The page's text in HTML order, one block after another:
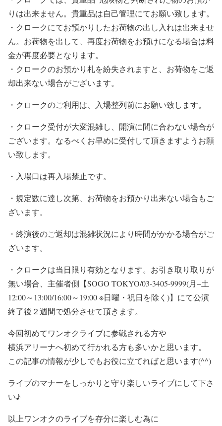
りは出来ません。貴重品は自己管理にてお願い致します。
・クロークにてお預かりしたお荷物の出し入れは出来ませ
ん。お荷物を出して、再度お荷物をお預けになる場合は料
金が再度必要となります。
・クロークのお預かり札を紛失されますと、お荷物をご返
却出来ない場合がございます。
・クロークのご利用は、入場整列前にお願い致します。
・クローク受付が大変混雑し、開演に間に合わない場合が
ございます。なるべくお早めに受付して頂きますようお願
い致します。
・入場口は再入場禁止です。
・規定数に達し次第、お荷物をお預かり出来ない場合もご
ざいます。
・終演後のご返却は混雑状況により時間がかかる場合がご
ざいます。
・クロークは当日限り有効となります。お引き取り取りが
無い場合、主催者側【SOGO TOKYO/03-3405-9999(月−土
12:00～13:00/16:00～19:00 ※日曜・祝日を除く)】にて公演
終了後２週間で処分させて頂きます。
今回初めてワンオクライブに参戦される方や
横浜アリーナへ初めて行かれる方も多いかと思います。
この記事の情報が少しでもお役に立てればと思います(^^)
ライブのマナーをしっかりと守り楽しいライブにして下さ
い♪
以上ワンオクのライブを存分に楽しむ為に